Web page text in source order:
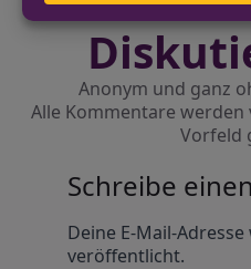
Anonym und ganz
Alle Kommentare
Vorfeld
Schreibe
Deine E-Mail-
veröffentlicht.